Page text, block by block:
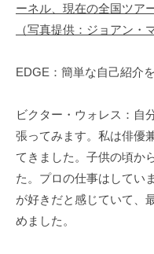
ーネル、現在の全国ツア
（写真提供：ジョアン・
EDGE：簡単な自己紹介
ビクター・ウォレス：自
張ってみます。私は俳優
てきました。子供の頃か
た。プロの仕事はしてい
が好きだと感じていて、
めました。